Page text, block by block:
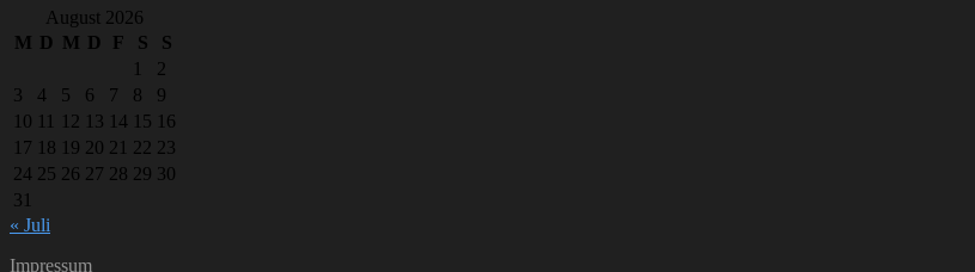
August 2026
M D M D F S
S
1
2
3
4 5 6 7 8
9
10 11 12 13 14 15 16
17 18 19 20 21 22 23
24 25 26 27 28 29 30
31
« Juli
Impressum